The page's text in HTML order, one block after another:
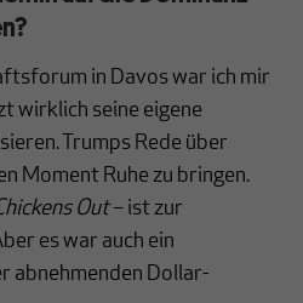
in Davos war ich mir
wirklich seine eigene
Trumps Rede über
Moment Ruhe zu bringen.
Out– ist zur
es war auch ein
abnehmenden Dollar-